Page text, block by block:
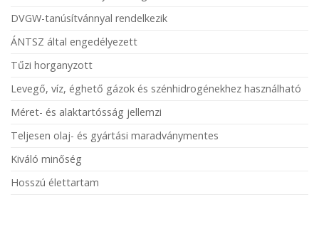
DVGW-tanúsítvánnyal rendelkezik
ÁNTSZ által engedélyezett
Tűzi horganyzott
Levegő, víz, éghető gázok és szénhidrogénekhez használható
Méret- és alaktartósság jellemzi
Teljesen olaj- és gyártási maradványmentes
Kiváló minőség
Hosszú élettartam